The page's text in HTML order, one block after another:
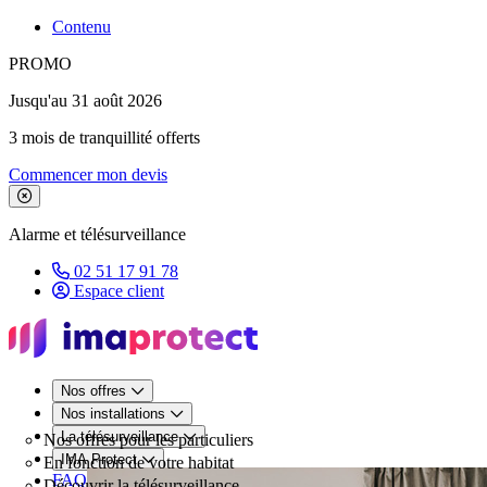
Contenu
PROMO
Jusqu'au 31 août 2026
3 mois de tranquillité offerts
Commencer mon devis
Fermer le bandeau de promotion
Alarme et télésurveillance
02 51 17 91 78
Espace client
Nos offres
Nos offres pour les particuliers
Nos installations
En fonction de votre habitat
La télésurveillance
IMA Protect
FAQ